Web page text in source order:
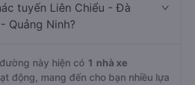
tuyến Liên Chiểu - Đà
Quảng Ninh?
này hiện có 1 nhà xe
động, mang đến cho bạn nhiều lựa